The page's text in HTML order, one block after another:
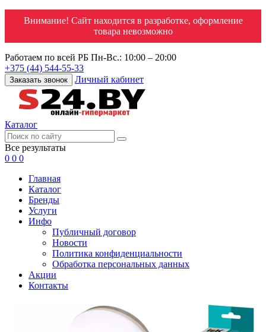
Внимание! Сайт находится в разработке, оформление
товара невозможно
Работаем по всей РБ Пн-Вс.: 10:00 – 20:00
+375 (44) 544-55-33
Заказать звонок Личный кабинет
Каталог
Все результаты
0 0 0
Главная
Каталог
Бренды
Услуги
Инфо
Публичный договор
Новости
Политика конфиденциальности
Обработка персональных данных
Акции
Контакты